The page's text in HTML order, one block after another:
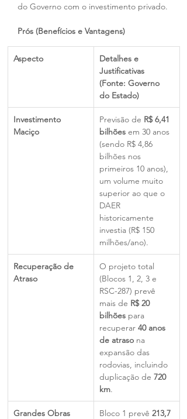
do Governo com o investimento privado.
Prós (Benefícios e Vantagens)
Aspecto
Detalhes e
Justificativas
(Fonte: Governo
do Estado)
Investimento
Maciço
Previsão de R$ 6,41
bilhões em 30 anos
(sendo R$ 4,86
bilhões nos
primeiros 10 anos),
um volume muito
superior ao que o
DAER
historicamente
investia (R$ 150
milhões/ano).
Recuperação de
Atraso
O projeto total
(Blocos 1, 2, 3 e
RSC-287) prevê
mais de R$ 20
bilhões para
recuperar 40 anos
de atraso na
expansão das
rodovias, incluindo
duplicação de 720
km.
Grandes Obras
Bloco 1 prevê 213,7